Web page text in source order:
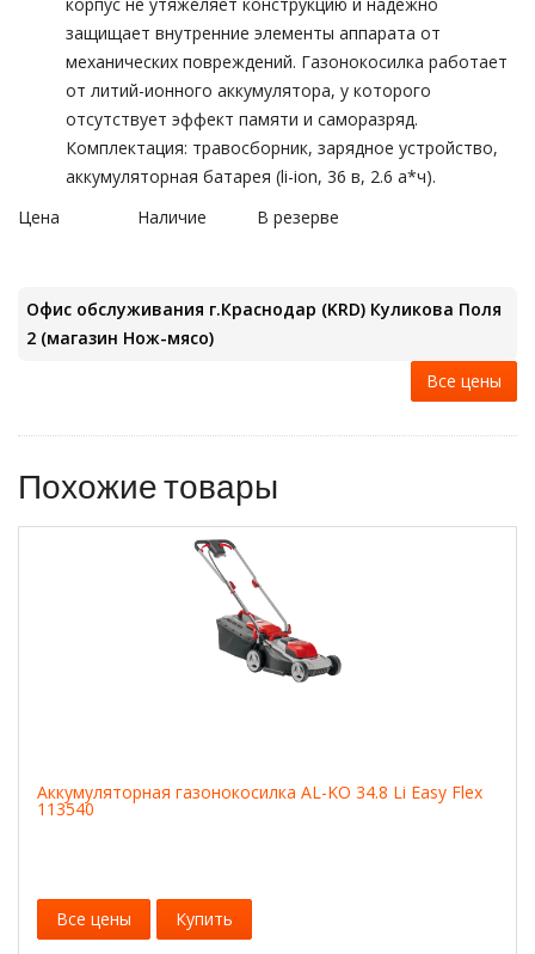
защищает внутренние элементы аппарата от
механических повреждений. Газонокосилка работает
от литий-ионного аккумулятора, у которого
отсутствует эффект памяти и саморазряд.
Комплектация: травосборник, зарядное устройство,
аккумуляторная батарея (li-ion, 36 в, 2.6 а*ч).
Цена
Наличие В резерве
Офис обслуживания г.Краснодар (KRD) Куликова Поля
2 (магазин Нож-мясо)
Все цены
Похожие товары
Аккумуляторная газонокосилка AL-KO 34.8 Li Easy Flex
113540
Все цены Купить